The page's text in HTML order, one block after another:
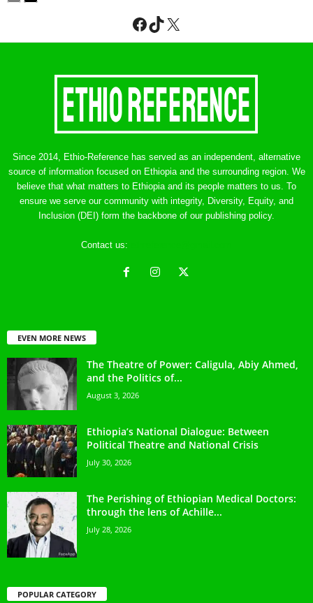
Facebook
TikTok
X
Since 2014, Ethio-Reference has served as an independent, alternative
source of information focused on Ethiopia and the surrounding region. We
believe that what matters to Ethiopia and its people matters to us. To
ensure we serve our community with integrity, Diversity, Equity, and
Inclusion (DEI) form the backbone of our publishing policy.
Contact us:
EVEN MORE NEWS
The Theatre of Power: Caligula, Abiy Ahmed,
and the Politics of...
August 3, 2026
Ethiopia’s National Dialogue: Between
Political Theatre and National Crisis
July 30, 2026
The Perishing of Ethiopian Medical Doctors:
through the lens of Achille...
July 28, 2026
POPULAR CATEGORY